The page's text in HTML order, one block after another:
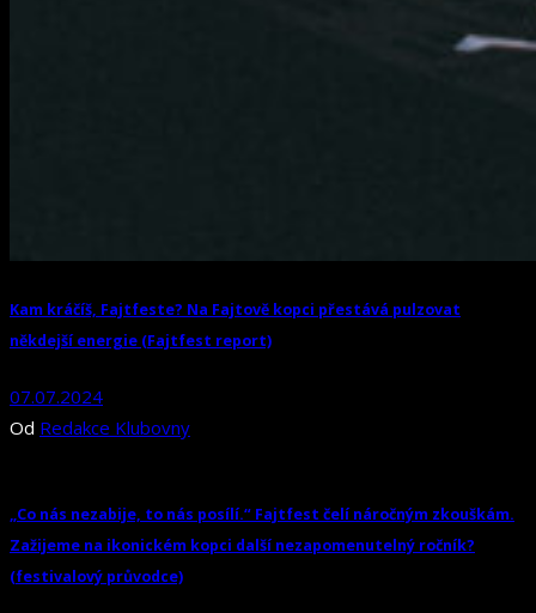
Kam kráčíš, Fajtfeste? Na Fajtově kopci přestává pulzovat
někdejší energie (Fajtfest report)
07.07.2024
Od Redakce Klubovny
„Co nás nezabije, to nás posílí.“ Fajtfest čelí náročným zkouškám.
Zažijeme na ikonickém kopci další nezapomenutelný ročník?
(festivalový průvodce)